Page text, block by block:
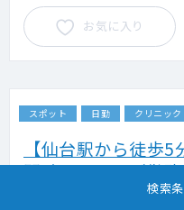
お気に入り
スポット 日勤 クリニック
【仙台駅から徒歩
問診メインのご勤務
検索